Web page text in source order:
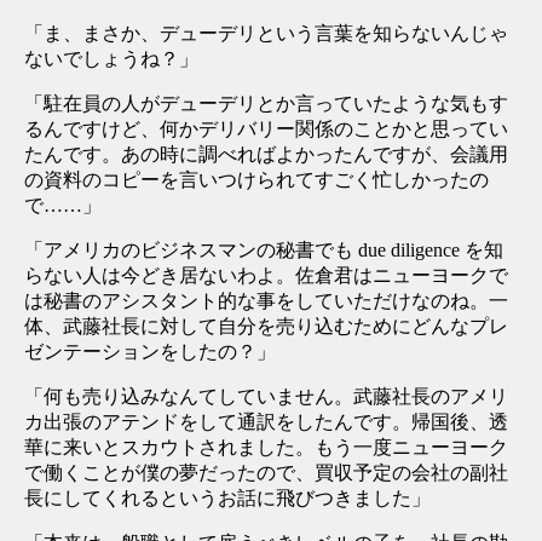
「ま、まさか、デューデリという言葉を知らないんじゃ
ないでしょうね？」
「駐在員の人がデューデリとか言っていたような気もす
るんですけど、何かデリバリー関係のことかと思ってい
たんです。あの時に調べればよかったんですが、会議用
の資料のコピーを言いつけられてすごく忙しかったの
で……」
「アメリカのビジネスマンの秘書でも due diligence を知
らない人は今どき居ないわよ。佐倉君はニューヨークで
は秘書のアシスタント的な事をしていただけなのね。一
体、武藤社長に対して自分を売り込むためにどんなプレ
ゼンテーションをしたの？」
「何も売り込みなんてしていません。武藤社長のアメリ
カ出張のアテンドをして通訳をしたんです。帰国後、透
華に来いとスカウトされました。もう一度ニューヨーク
で働くことが僕の夢だったので、買収予定の会社の副社
長にしてくれるというお話に飛びつきました」